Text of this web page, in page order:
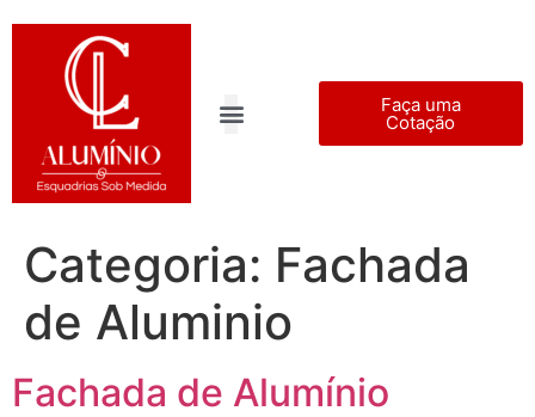
Faça uma
Cotação
Categoria: Fachada
de Aluminio
Fachada de Alumínio